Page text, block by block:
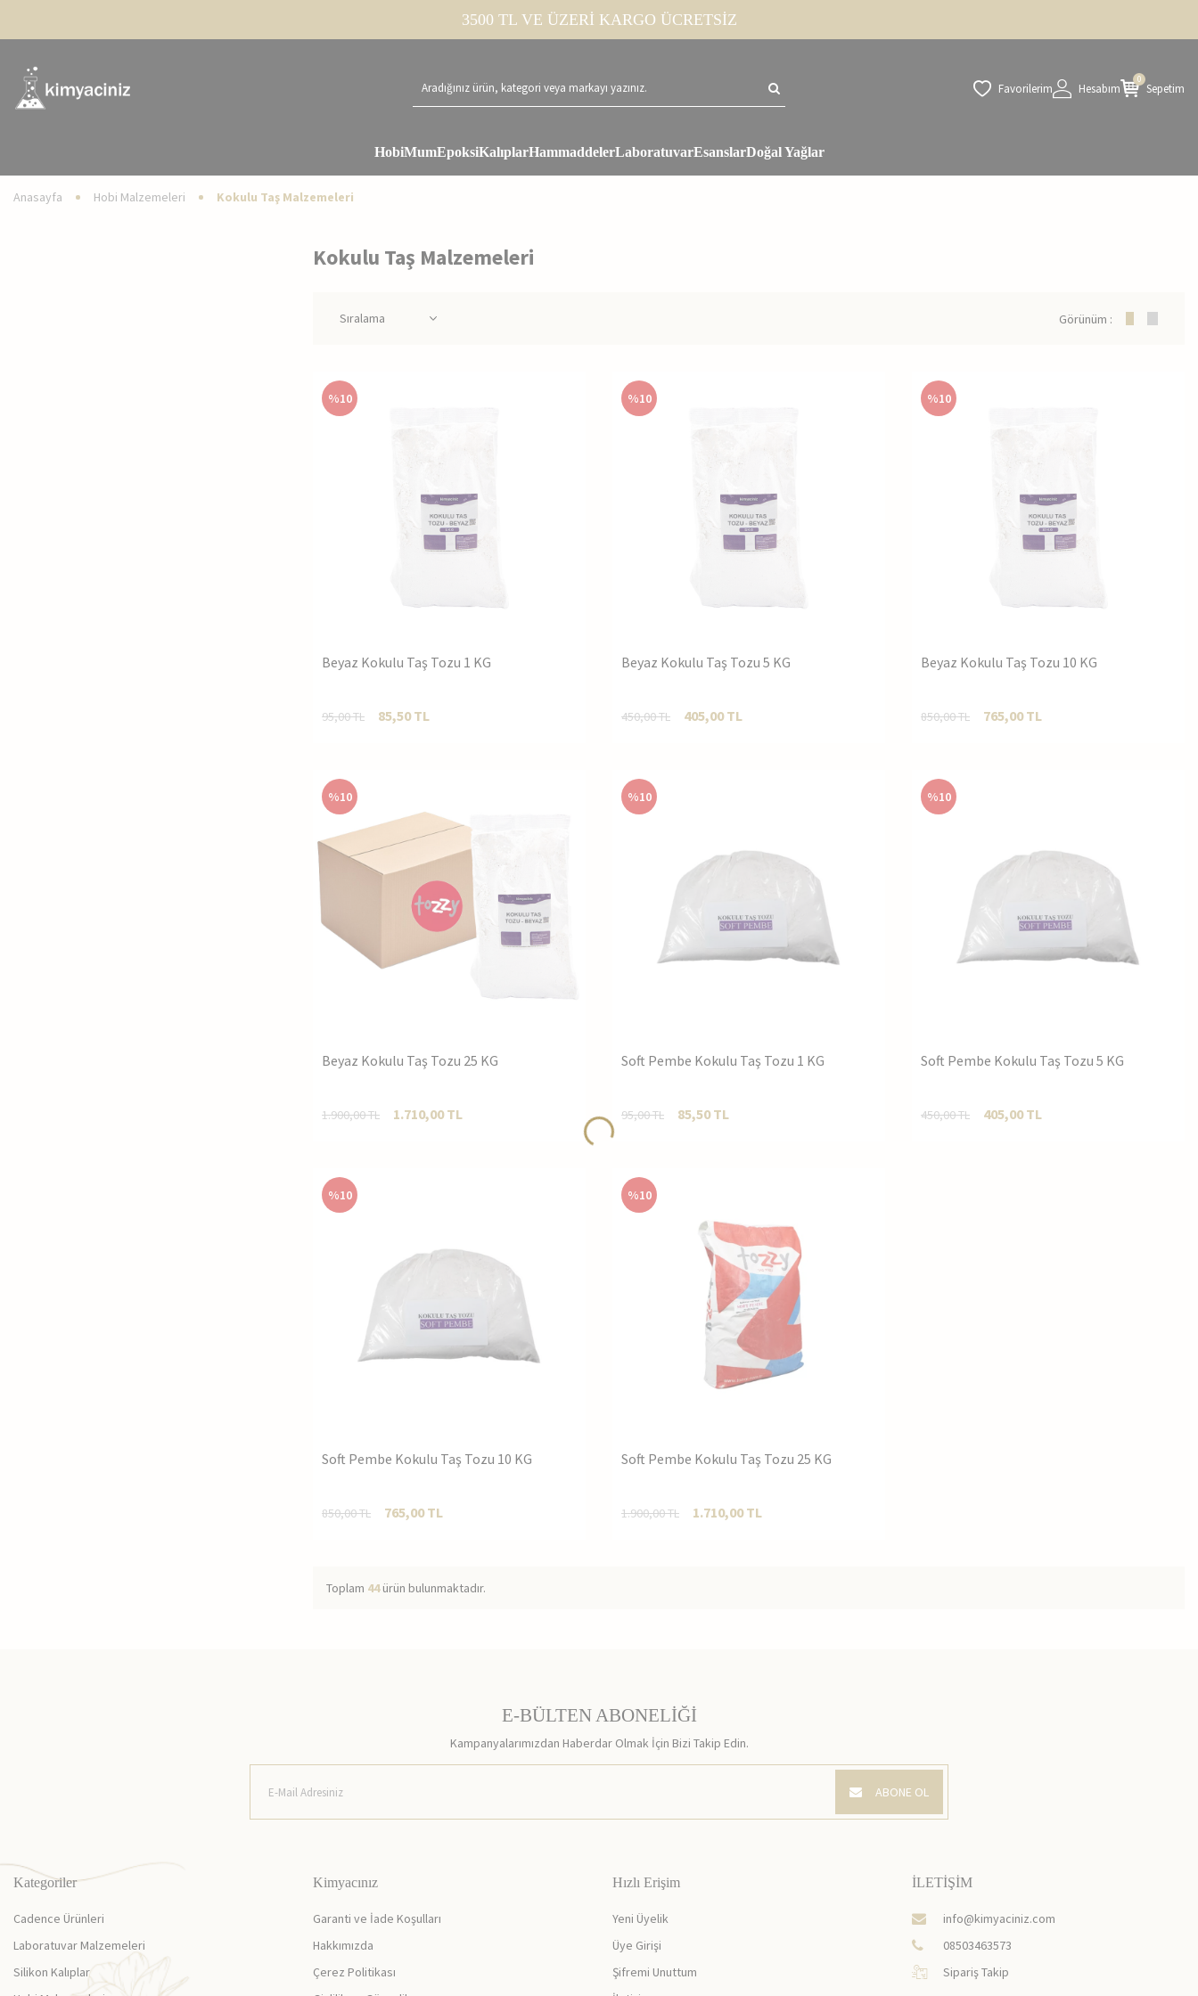
3500 TL VE ÜZERİ KARGO ÜCRETSİZ
Favorilerim Hesabım
0
Sepetim
HobiMumEpoksiKalıplarHammaddelerLaboratuvarEsanslarDoğal Yağlar
Anasayfa Hobi Malzemeleri Kokulu Taş Malzemeleri
Kokulu Taş Malzemeleri
Görünüm :
%10
Beyaz Kokulu Taş Tozu 1 KG
95,00TL 85,50TL
%10
Beyaz Kokulu Taş Tozu 5 KG
450,00TL 405,00TL
%10
Beyaz Kokulu Taş Tozu 10 KG
850,00TL 765,00TL
%10
Beyaz Kokulu Taş Tozu 25 KG
1.900,00TL 1.710,00TL
%10
Soft Pembe Kokulu Taş Tozu 1 KG
95,00TL 85,50TL
%10
Soft Pembe Kokulu Taş Tozu 5 KG
450,00TL 405,00TL
%10
Soft Pembe Kokulu Taş Tozu 10 KG
850,00TL 765,00TL
%10
Soft Pembe Kokulu Taş Tozu 25 KG
1.900,00TL 1.710,00TL
Toplam 44ürün bulunmaktadır.
E-BÜLTEN ABONELİĞİ
Kampanyalarımızdan Haberdar Olmak İçin Bizi Takip Edin.
ABONE OL
Kategoriler
Cadence Ürünleri
Laboratuvar Malzemeleri
Silikon Kalıplar
Kimyacınız
Garanti ve İade Koşulları
Hakkımızda
Çerez Politikası
Hızlı Erişim
Yeni Üyelik
Üye Girişi
Şifremi Unuttum
İLETİŞİM
info@kimyaciniz.com
08503463573
Sipariş Takip